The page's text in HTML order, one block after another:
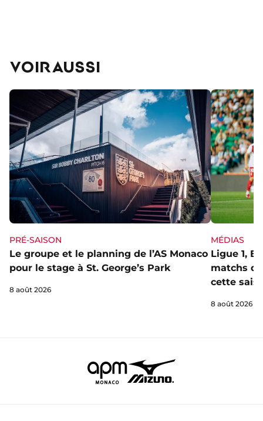
VOIR AUSSI
PRÉ-SAISON
Le groupe et le planning de l’AS Monaco
pour le stage à St. George’s Park
8 août 2026
MÉDIAS
Ligue 1,
matchs
cette
8 août 2026